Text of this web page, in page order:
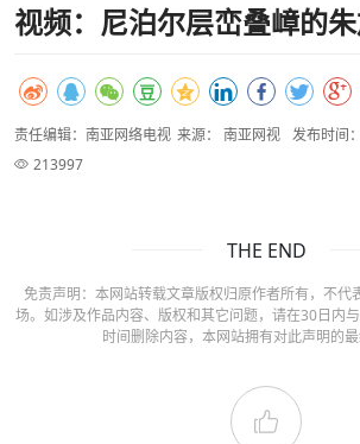
视频：尼泊尔层峦叠嶂的
责任编辑：南亚网络电视 来源： 南亚网视 发布时间
213997
THE END
免责声明：本网站转载文章版权归原作者所有，不代
场。如涉及作品内容、版权和其它问题，请在30日内
时间删除内容，本网站拥有对此声明的最